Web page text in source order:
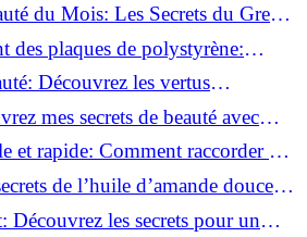
du Mois: Les Secrets du Green
des plaques de polystyrène:
plafond sans effort !
Découvrez les vertus
l'huile de coco!
mes secrets de beauté avec
et rapide: Comment raccorder un
de l’huile d’amande douce :
l'adopter!
Découvrez les secrets pour un